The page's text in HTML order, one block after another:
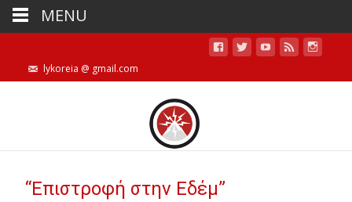
lykoreia @ gmail.com
“Επιστροφή στην Εδέμ”
MENU